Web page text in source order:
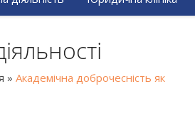
» Академічна доброчесність як